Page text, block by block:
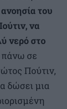
του
να
νερό στο
πάνω σε
Πούτιν,
δώσει μια